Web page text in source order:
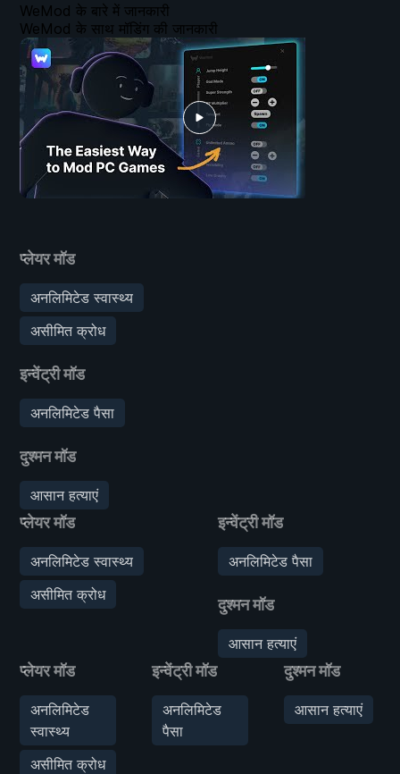
प्लेयर मॉड
अनलिमिटेड स्वास्थ्य
असीमित क्रोध
इन्वेंट्री मॉड
अनलिमिटेड पैसा
दुश्मन मॉड
आसान हत्याएं
प्लेयर मॉड
अनलिमिटेड स्वास्थ्य
असीमित क्रोध
इन्वेंट्री मॉड
अनलिमिटेड पैसा
दुश्मन मॉड
आसान हत्याएं
प्लेयर मॉड
अनलिमिटेड
स्वास्थ्य
असीमित क्रोध
इन्वेंट्री मॉड
अनलिमिटेड
पैसा
दुश्मन मॉड
आसान हत्याएं
WeMod के बारे में जानकारी
WeMod के साथ मॉडिंग की जानकारी